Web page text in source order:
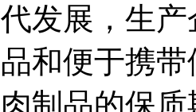
发展，生
和便于携
制品的保